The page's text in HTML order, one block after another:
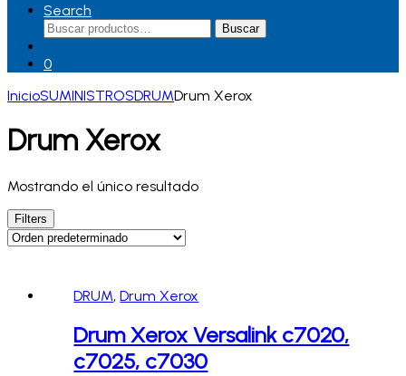
Search
Buscar
por:
Buscar
0
InicioSUMINISTROSDRUMDrum Xerox
Drum Xerox
Mostrando el único resultado
Filters
DRUM,Drum Xerox
Drum Xerox Versalink c7020,
c7025, c7030